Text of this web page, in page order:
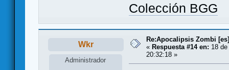
Colección BGG
Wkr
Administrador
Re:Apocalipsis Zombi [es]
« Respuesta #14 en: 18
20:32:18 »